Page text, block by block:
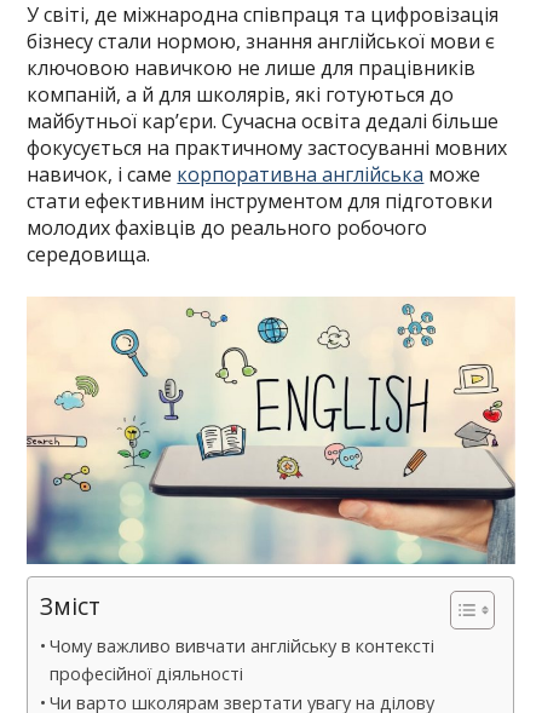
У світі, де міжнародна співпраця та цифровізація
бізнесу стали нормою, знання англійської мови є
ключовою навичкою не лише для працівників
компаній, а й для школярів, які готуються до
майбутньої кар’єри. Сучасна освіта дедалі більше
фокусується на практичному застосуванні мовних
навичок, і саме корпоративна англійська може
стати ефективним інструментом для підготовки
молодих фахівців до реального робочого
середовища.
Зміст
Чому важливо вивчати англійську в контексті
професійної діяльності
Чи варто школярам звертати увагу на ділову